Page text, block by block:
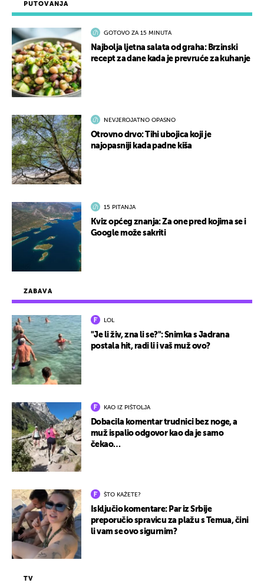
ZABAVA
LOL
"Je li živ, zna li se?": Snimka s Jadrana
postala hit, radi li i vaš muž ovo?
KAO IZ PIŠTOLJA
Dobacila komentar trudnici bez noge, a
muž ispalio odgovor kao da je samo
čekao…
ŠTO KAŽETE?
Isključio komentare: Par iz Srbije
preporučio spravicu za plažu s Temua, čini
li vam se ovo sigurnim?
TV
PUTOVANJA
GOTOVO ZA 15 MINUTA
Najbolja ljetna salata od graha: Brzinski
recept za dane kada je prevruće za kuhanje
NEVJEROJATNO OPASNO
Otrovno drvo: Tihi ubojica koji je
najopasniji kada padne kiša
15 PITANJA
Kviz općeg znanja: Za one pred kojima se i
Google može sakriti